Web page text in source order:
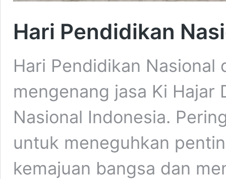
Hari Pendidikan
Hari Pendidikan
mengenang jasa Ki Hajar
Nasional Indonesia.
untuk meneguhkan
kemajuan bangsa dan